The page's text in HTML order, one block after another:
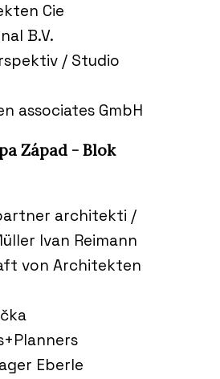
Cie
B.V.
/ Studio
associates GmbH
Západ - Blok
architekti /
Ivan Reimann
von Architekten
Eberle